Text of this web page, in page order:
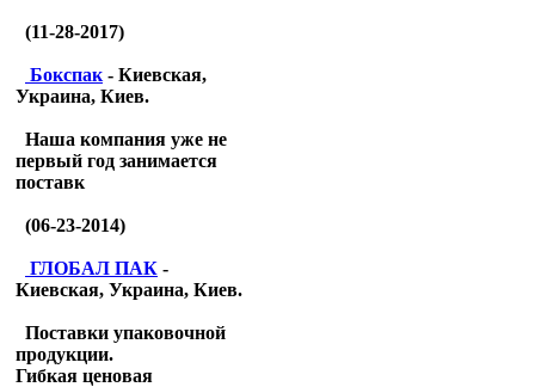
(11-28-2017)
Бокспак - Киевская,
Украина, Киев.
Наша компания уже не
первый год занимается
поставк
(06-23-2014)
ГЛОБАЛ ПАК -
Киевская, Украина, Киев.
Поставки упаковочной
продукции.
Гибкая ценовая